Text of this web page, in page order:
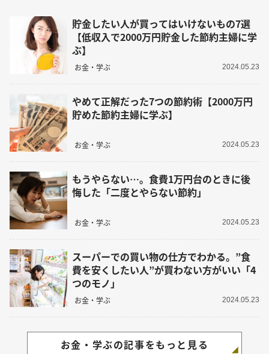
貯金したい人が買ってはいけないもの7選
【低収入で2000万円貯金した節約主婦に学
ぶ】
お金・学ぶ 2024.05.23
やめて正解だった7つの節約術【2000万円
貯めた節約主婦に学ぶ】
お金・学ぶ 2024.05.23
もうやらない…。食費1万円台のときに後
悔した「二度とやらない節約」
お金・学ぶ 2024.05.23
スーパーでの買い物の仕方でわかる。”食
費を安くしたい人”が買わない方がいい「4
つのモノ」
お金・学ぶ 2024.05.23
お金・学ぶの記事をもっと見る